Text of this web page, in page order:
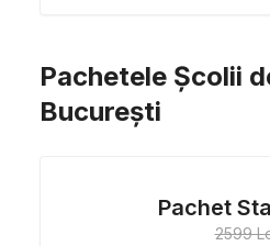
Pachetele Școlii
București
Pachet
2599